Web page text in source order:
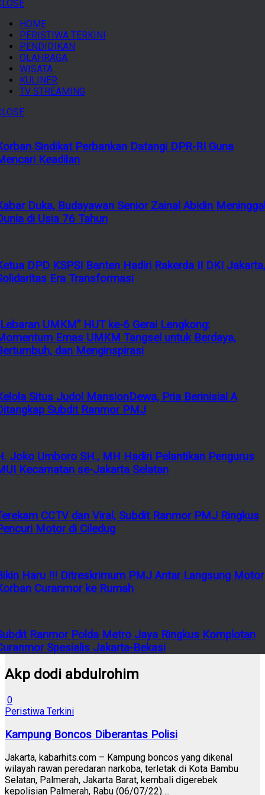
HOME
PERISTIWA TERKINI
PENDIDIKAN
OLAHRAGA
WISATA
KULINER
TV STREAMING
Sindikat Perbankan Datangi DPR-RI Guna
Keadilan
Duka, Budayawan Senior Zainal Abidin
di Usia 76 Tahun
DPD KSPSI Banten Hadiri Rakerda II DKI Jakarta,
Era Transformasi
UMKM” HUT ke-6 Gerai Lengkong:
Emas UMKM Tangsel untuk Berdaya,
dan Menginspirasi
Situs Judol MansionDewa, Pria Berinisial A
Subdit Ranmor PMJ
Joko Umboro SH., MH Hadiri Pelantikan Pengurus
Kecamatan se-Jakarta Selatan
CCTV dan Viral, Subdit Ranmor PMJ Ringkus
Motor di Ciledug
Haru !!! Ditreskrimum PMJ Antar Langsung Motor
Curanmor ke Rumah
Ranmor Polda Metro Jaya Ringkus Komplotan
Spesialis Jakarta-Bekasi
Akp dodi abdulrohim
0
Peristiwa Terkini
Kampung Boncos Diberantas Polisi
Jakarta, kabarhits.com – Kampung boncos yang dikenal
wilayah rawan peredaran narkoba, terletak di Kota Bambu
Selatan, Palmerah, Jakarta Barat, kembali digerebek
kepolisian Palmerah, Rabu (06/07/22)….